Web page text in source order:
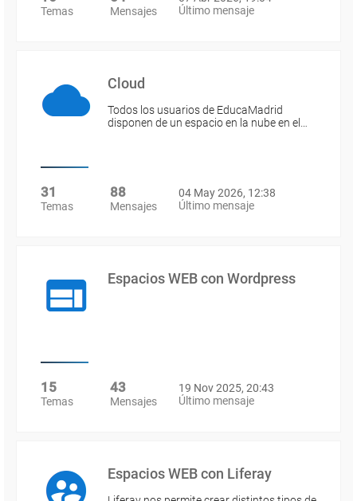
Temas Mensajes
Último mensaje
Cloud
Todos los usuarios de EducaMadrid
disponen de un espacio en la nube en el…
31
Temas
88
Mensajes
04 May 2026, 12:38
Último mensaje
Espacios WEB con Wordpress
15
Temas
43
Mensajes
19 Nov 2025, 20:43
Último mensaje
Espacios WEB con Liferay